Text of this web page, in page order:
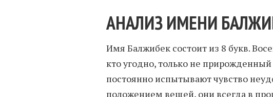
АНАЛИЗ ИМЕНИ
Имя Балжибек состоит из 8 букв.
кто угодно, только не
постоянно испытывают чувство
положением вещей, они всегда в